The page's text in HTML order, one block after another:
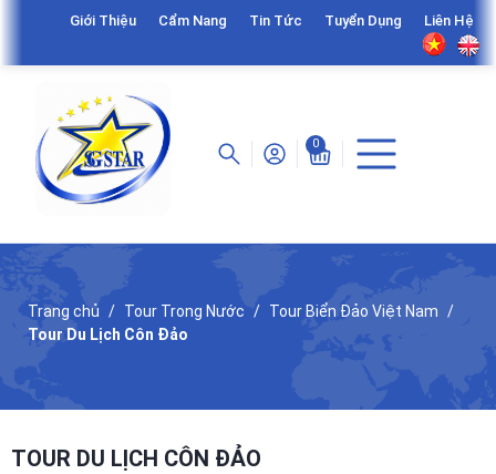
Giới Thiệu Cẩm Nang Tin Tức Tuyển Dụng Liên Hệ
0
Trang chủ Tour Trong Nước
Tour Biển Đảo Việt Nam
Tour Du Lịch Côn Đảo
TOUR DU LỊCH CÔN ĐẢO